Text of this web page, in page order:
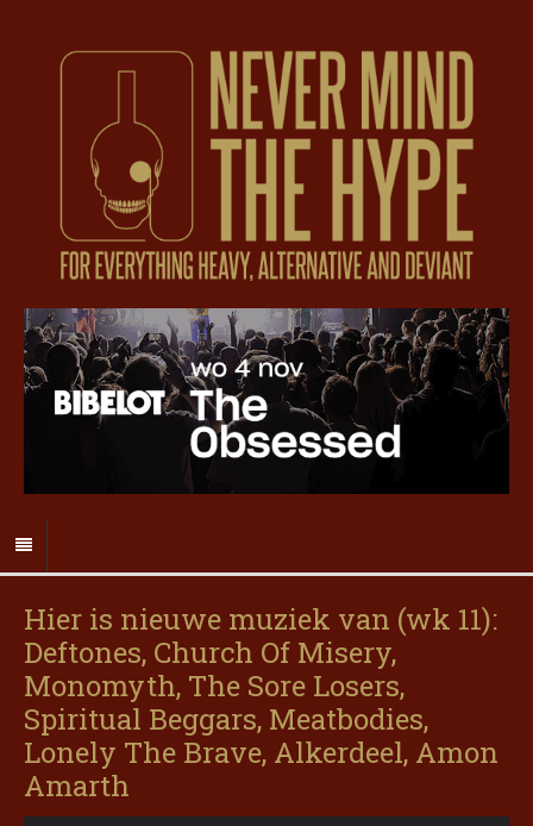
Hier is nieuwe muziek van (wk 11):
Deftones, Church Of Misery,
Monomyth, The Sore Losers,
Spiritual Beggars, Meatbodies,
Lonely The Brave, Alkerdeel, Amon
Amarth